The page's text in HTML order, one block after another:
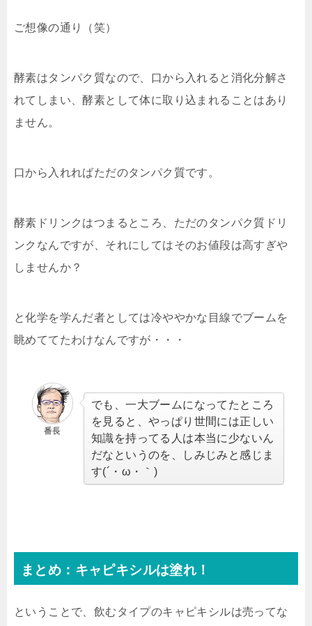
ご想像の通り（笑）
酵素はタンパク質なので、口から入れると消化分解さ
れてしまい、酵素として体に取り込まれることはあり
ません。
口から入れればただのタンパク質です。
酵素ドリンクはつまるところ、ただのタンパク質ドリ
ンクなんですが、それにしてはそのお値段は高すぎや
しませんか？
と化学を学んだ者としては冷ややかな目線でブームを
眺めててたわけなんですが・・・
番長
でも、一大ブームになってたところ
を見ると、やっぱり世間には正しい
知識を持ってる人は本当に少ないん
だなというのを、しみじみと感じま
す(´・ω・｀)
まとめ：キャピキシルは塗れ！
ということで、飲むタイプのキャピキシルは売ってな